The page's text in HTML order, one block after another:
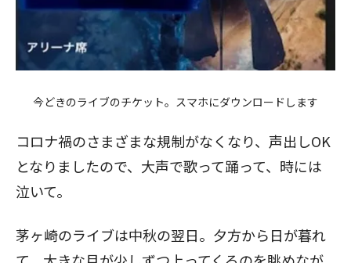
今どきのライブのチケット。スマホにダウンロードします
コロナ禍のさまざまな規制がなくなり、声出しOK
となりましたので、大声で歌って踊って、時には
泣いて。
茅ヶ崎のライブは中秋の翌日。夕方から日が暮れ